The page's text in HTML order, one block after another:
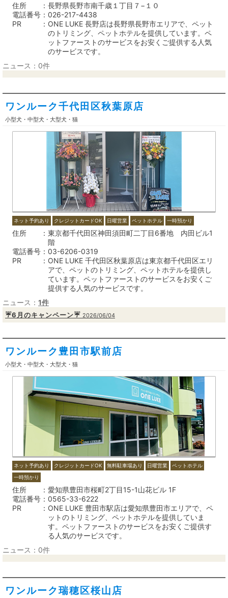
住所
長野県長野市南千歳１丁目７−１０
電話番号
026-217-4438
PR
ONE LUKE 長野店は長野県長野市エリアで、ペット
のトリミング、ペットホテルを提供しています。ペ
ットファーストのサービスをお安くご提供する人気
のサービスです。
ニュース：0件
ワンルーク千代田区秋葉原店
小型犬・中型犬・大型犬・猫
ネット予約あり クレジットカードOK 日曜営業 ペットホテル 一時預かり
住所
東京都千代田区神田須田町二丁目6番地 内田ビル1
階
電話番号
03-6206-0319
PR
ONE LUKE 千代田区秋葉原店は東京都千代田区エリ
アで、ペットのトリミング、ペットホテルを提供し
ています。ペットファーストのサービスをお安くご
提供する人気のサービスです。
ニュース： 1件
☔️6月のキャンペーン☔️ 2026/06/04
ワンルーク豊田市駅前店
小型犬・中型犬・大型犬・猫
ネット予約あり クレジットカードOK 無料駐車場あり 日曜営業
ペットホテル
一時預かり
住所
愛知県豊田市桜町2丁目15-1山花ビル 1F
電話番号
0565-33-6222
PR
ONE LUKE 豊田市駅店は愛知県豊田市エリアで、ペ
ットのトリミング、ペットホテルを提供していま
す。ペットファーストのサービスをお安くご提供す
る人気のサービスです。
ニュース：0件
ワンルーク瑞穂区桜山店